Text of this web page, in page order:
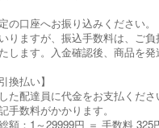
の口座へお振り込みください。
りますが、振込手数料は、ご
します。入金確認後、商品を発
換払い】
た配達員に代金をお支払くださ
手数料がかかります。
額：1～29999円 ＝ 手数料 325